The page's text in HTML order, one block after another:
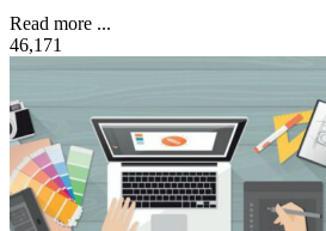
Read more ...
46,171